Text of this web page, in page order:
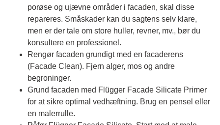
porøse og ujævne områder i facaden, skal disse
repareres. Småskader kan du sagtens selv klare,
men er der tale om store huller, revner, mv., bør du
konsultere en professionel.
Rengør facaden grundigt med en facaderens
(Facade Clean). Fjern alger, mos og andre
begroninger.
Grund facaden med Flügger Facade Silicate Primer
for at sikre optimal vedhæftning. Brug en pensel eller
en malerrulle.